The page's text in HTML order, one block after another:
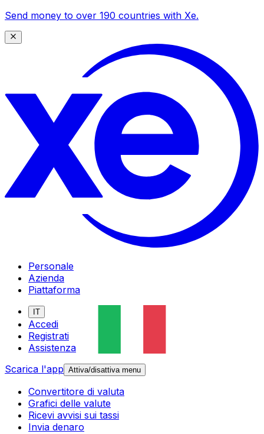
Send money to over 190 countries with Xe.
Personale
Azienda
Piattaforma
IT
Accedi
Registrati
Assistenza
Scarica l'app Attiva/disattiva menu
Convertitore di valuta
Grafici delle valute
Ricevi avvisi sui tassi
Invia denaro